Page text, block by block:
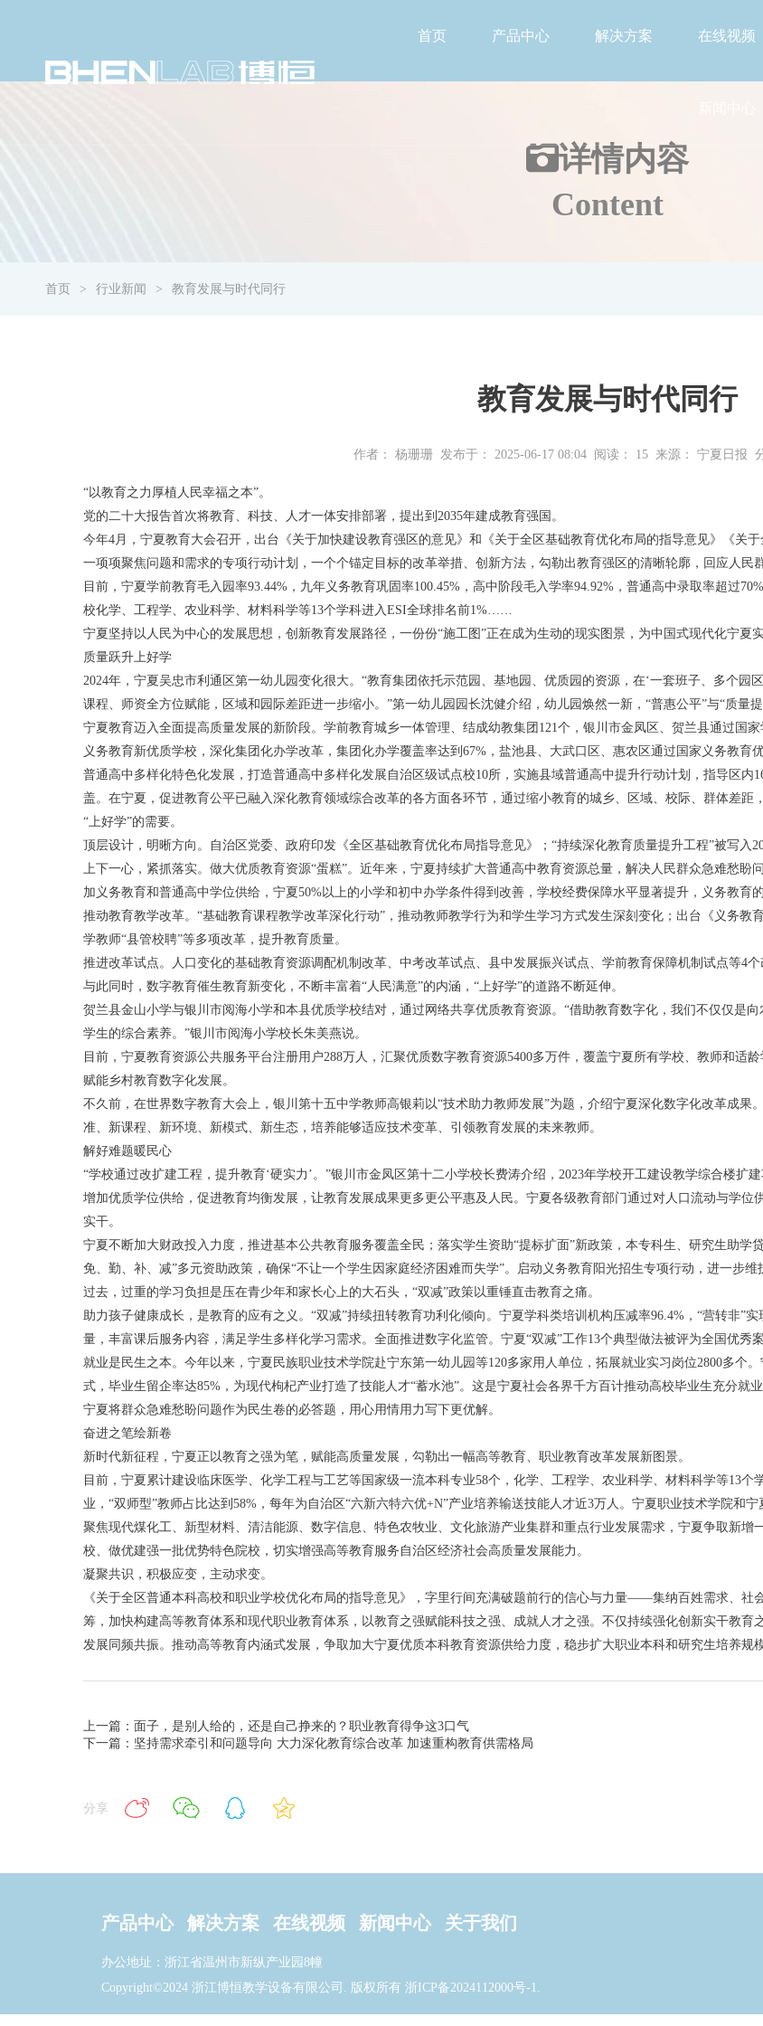
首页 产品中心 解决方案 在线视频
详情内容
Content
首页 行业新闻 教育发展与时代同行
教育发展与时代同行
作者： 杨珊珊 发布于： 2025-06-17 08:04 阅读： 15 来源： 宁夏日报
“以教育之力厚植人民幸福之本”。
党的二十大报告首次将教育、科技、人才一体安排部署，提出到2035年建成教育强国。
今年4月，宁夏教育大会召开，出台《关于加快建设教育强区的意见》和《关于全区基础教育优化布局的指导意见》《关
一项项聚焦问题和需求的专项行动计划，一个个锚定目标的改革举措、创新方法，勾勒出教育强区的清晰轮廓，回应人民
目前，宁夏学前教育毛入园率93.44%，九年义务教育巩固率100.45%，高中阶段毛入学率94.92%，普通高中录取率超过
校化学、工程学、农业科学、材料科学等13个学科进入ESI全球排名前1%……
宁夏坚持以人民为中心的发展思想，创新教育发展路径，一份份“施工图”正在成为生动的现实图景，为中国式现代化宁夏
质量跃升上好学
2024年，宁夏吴忠市利通区第一幼儿园变化很大。“教育集团依托示范园、基地园、优质园的资源，在‘一套班子、多个园
课程、师资全方位赋能，区域和园际差距进一步缩小。”第一幼儿园园长沈健介绍，幼儿园焕然一新，“普惠公平”与“质量提
宁夏教育迈入全面提高质量发展的新阶段。学前教育城乡一体管理、结成幼教集团121个，银川市金凤区、贺兰县通过国
义务教育新优质学校，深化集团化办学改革，集团化办学覆盖率达到67%，盐池县、大武口区、惠农区通过国家义务教育
普通高中多样化特色化发展，打造普通高中多样化发展自治区级试点校10所，实施县域普通高中提升行动计划，指导区内
盖。在宁夏，促进教育公平已融入深化教育领域综合改革的各方面各环节，通过缩小教育的城乡、区域、校际、群体差
“上好学”的需要。
顶层设计，明晰方向。自治区党委、政府印发《全区基础教育优化布局指导意见》；“持续深化教育质量提升工程”被写入
上下一心，紧抓落实。做大优质教育资源“蛋糕”。近年来，宁夏持续扩大普通高中教育资源总量，解决人民群众急难愁
加义务教育和普通高中学位供给，宁夏50%以上的小学和初中办学条件得到改善，学校经费保障水平显著提升，义务教育的
推动教育教学改革。“基础教育课程教学改革深化行动”，推动教师教学行为和学生学习方式发生深刻变化；出台《义务教
学教师“县管校聘”等多项改革，提升教育质量。
推进改革试点。人口变化的基础教育资源调配机制改革、中考改革试点、县中发展振兴试点、学前教育保障机制试点等4个
与此同时，数字教育催生教育新变化，不断丰富着“人民满意”的内涵，“上好学”的道路不断延伸。
贺兰县金山小学与银川市阅海小学和本县优质学校结对，通过网络共享优质教育资源。“借助教育数字化，我们不仅仅是
学生的综合素养。”银川市阅海小学校长朱美燕说。
目前，宁夏教育资源公共服务平台注册用户288万人，汇聚优质数字教育资源5400多万件，覆盖宁夏所有学校、教师和适
赋能乡村教育数字化发展。
不久前，在世界数字教育大会上，银川第十五中学教师高银莉以“技术助力教师发展”为题，介绍宁夏深化数字化改革成
准、新课程、新环境、新模式、新生态，培养能够适应技术变革、引领教育发展的未来教师。
解好难题暖民心
“学校通过改扩建工程，提升教育‘硬实力’。”银川市金凤区第十二小学校长费涛介绍，2023年学校开工建设教学综合楼扩建
增加优质学位供给，促进教育均衡发展，让教育发展成果更多更公平惠及人民。宁夏各级教育部门通过对人口流动与学位
实干。
宁夏不断加大财政投入力度，推进基本公共教育服务覆盖全民；落实学生资助“提标扩面”新政策，本专科生、研究生助学
免、勤、补、减”多元资助政策，确保“不让一个学生因家庭经济困难而失学”。启动义务教育阳光招生专项行动，进一步维
过去，过重的学习负担是压在青少年和家长心上的大石头，“双减”政策以重锤直击教育之痛。
助力孩子健康成长，是教育的应有之义。“双减”持续扭转教育功利化倾向。宁夏学科类培训机构压减率96.4%，“营转非”
量，丰富课后服务内容，满足学生多样化学习需求。全面推进数字化监管。宁夏“双减”工作13个典型做法被评为全国优秀案
就业是民生之本。今年以来，宁夏民族职业技术学院赴宁东第一幼儿园等120多家用人单位，拓展就业实习岗位2800多个
式，毕业生留企率达85%，为现代枸杞产业打造了技能人才“蓄水池”。这是宁夏社会各界千方百计推动高校毕业生充分就
宁夏将群众急难愁盼问题作为民生卷的必答题，用心用情用力写下更优解。
奋进之笔绘新卷
新时代新征程，宁夏正以教育之强为笔，赋能高质量发展，勾勒出一幅高等教育、职业教育改革发展新图景。
目前，宁夏累计建设临床医学、化学工程与工艺等国家级一流本科专业58个，化学、工程学、农业科学、材料科学等13
业，“双师型”教师占比达到58%，每年为自治区“六新六特六优+N”产业培养输送技能人才近3万人。宁夏职业技术学院和
聚焦现代煤化工、新型材料、清洁能源、数字信息、特色农牧业、文化旅游产业集群和重点行业发展需求，宁夏争取新
校、做优建强一批优势特色院校，切实增强高等教育服务自治区经济社会高质量发展能力。
凝聚共识，积极应变，主动求变。
《关于全区普通本科高校和职业学校优化布局的指导意见》，字里行间充满破题前行的信心与力量——集纳百姓需求、
筹，加快构建高等教育体系和现代职业教育体系，以教育之强赋能科技之强、成就人才之强。不仅持续强化创新实干教
发展同频共振。推动高等教育内涵式发展，争取加大宁夏优质本科教育资源供给力度，稳步扩大职业本科和研究生培养规
上一篇：面子，是别人给的，还是自己挣来的？职业教育得争这3口气
下一篇：坚持需求牵引和问题导向 大力深化教育综合改革 加速重构教育供需格局
分享
产品中心 解决方案 在线视频 新闻中心 关于我们
办公地址：浙江省温州市新纵产业园8幢
Copyright©2024 浙江博恒教学设备有限公司. 版权所有 浙ICP备2024112000号-1